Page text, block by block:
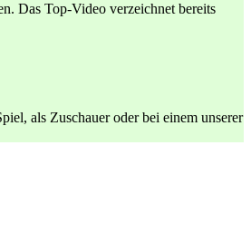
Das Top-Video verzeichnet bereits
als Zuschauer oder bei einem unserer